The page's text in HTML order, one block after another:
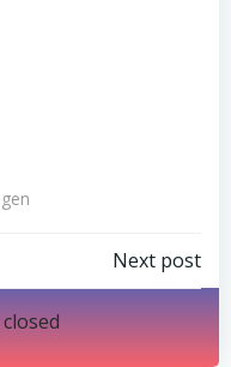
Next post